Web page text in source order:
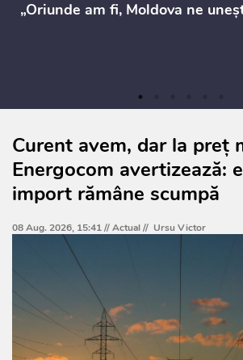
„Oriunde am fi, Moldova ne
Curent avem, dar la preț
Energocom avertizează:
import rămâne scumpă
08 Aug. 2026, 15:41 //Actual// Ursu Victor